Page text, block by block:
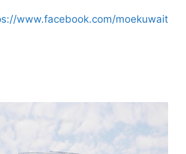
www.facebook.com/moekuwait